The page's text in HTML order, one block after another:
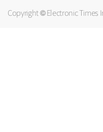
Copyright © Electronic Times